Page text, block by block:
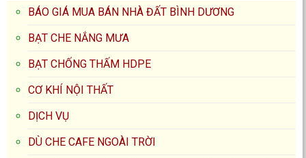
BÁO GIÁ MUA BÁN NHÀ ĐẤT BÌNH DƯƠNG
BẠT CHE NẮNG MƯA
BẠT CHỐNG THẤM HDPE
CƠ KHÍ NỘI THẤT
DỊCH VỤ
DÙ CHE CAFE NGOÀI TRỜI